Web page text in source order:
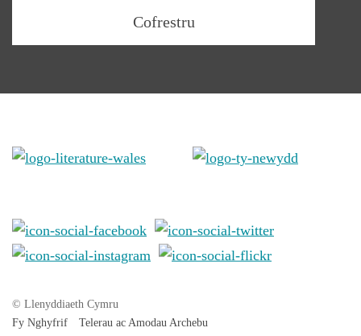
© Llenyddiaeth Cymru
Fy Nghyfrif
Telerau ac Amodau Archebu